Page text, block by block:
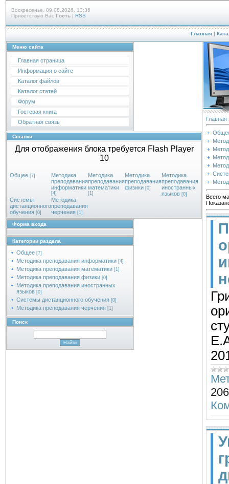
Воскресенье, 09.08.2026, 13:36
Приветствую Вас Гость | RSS
Главная |
Меню сайта
Главная страница
Информация о сайте
Каталог файлов
Каталог статей
Форум
Гостевая книга
Обратная связь
Ссылки
Для отображения блока требуется Flash Player
10
Общее [7]
Методика
преподавания
информатики
[4]
Методика
преподавания
математики
[1]
Методика
преподавания
физики [0]
Методика
преподавания
иностранных
языков [0]
Системы
дистанционного
обучения [0]
Методика
преподавания
черчения [1]
Форма входа
Категории раздела
Общее [7]
Методика преподавания информатики [4]
Методика преподавания математики [1]
Методика преподавания физики [0]
Методика преподавания иностранных
языков [0]
Системы дистанционного обучения [0]
Методика преподавания черчения [1]
Поиск
Главная
Всего